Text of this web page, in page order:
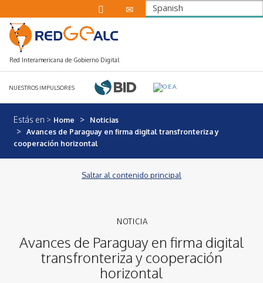
Spanish
Red Interamericana de Gobierno Digital
NUESTROS IMPULSORES
Estás en Home
Noticias
Avances de Paraguay en firma digital transfronteriza y
cooperación horizontal
Saltar al contenido principal
Avances de Paraguay en firma digital
transfronteriza y cooperación
horizontal